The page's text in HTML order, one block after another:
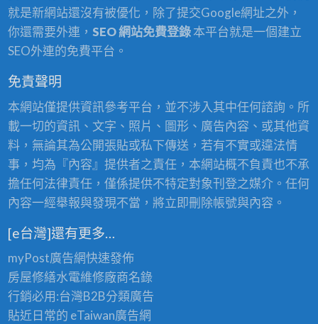
就是新網站還沒有被優化，除了提交Google網址之外，
你還需要外連， SEO 網站免費登錄本平台就是一個建立
SEO外連的免費平台。
免責聲明
本網站僅提供資訊參考平台，並不涉入其中任何諮詢。所
載一切的資訊、文字、照片、圖形、廣告內容、或其他資
料，無論其為公開張貼或私下傳送，若有不實或違法情
事，均為『內容』提供者之責任，本網站概不負責也不承
擔任何法律責任，僅係提供不特定對象刊登之媒介。任何
內容一經舉報與發現不當，將立即刪除帳號與內容。
[e台灣]還有更多…
myPost廣告網快速發佈
房屋修繕水電維修廠商名錄
行銷必用:台灣B2B分類廣告
貼近日常的 eTaiwan廣告網